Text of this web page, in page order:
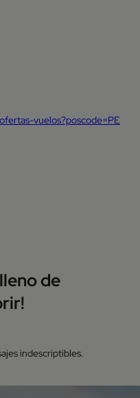
vuelos?poscode=PE
de
indescriptibles.